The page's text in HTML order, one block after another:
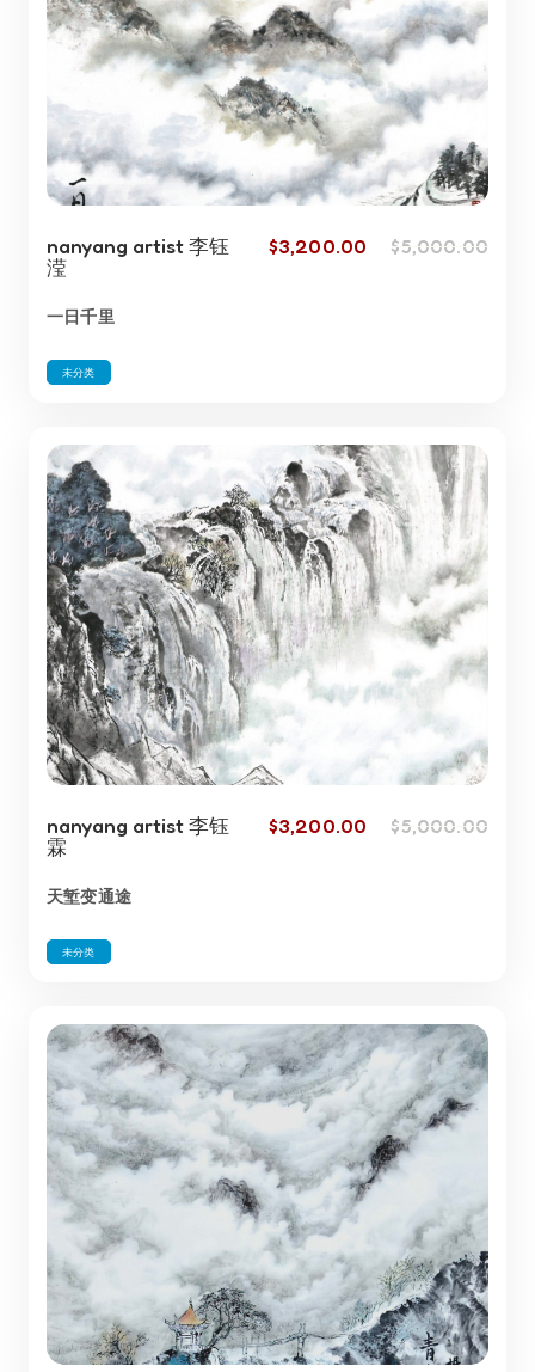
nanyang artist 李钰
滢
$3,200.00 $5,000.00
一日千里
未分类
nanyang artist 李钰
霖
$3,200.00 $5,000.00
天堑变通途
未分类